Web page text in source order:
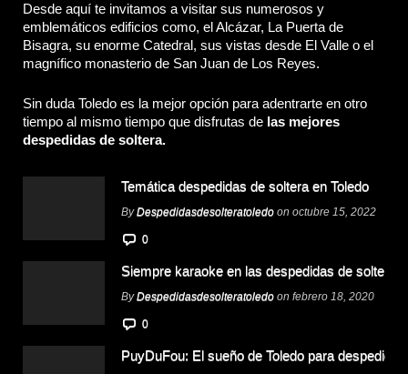
Desde aquí te invitamos a visitar sus numerosos y
emblemáticos edificios como, el Alcázar, La Puerta de
Bisagra, su enorme Catedral, sus vistas desde El Valle o el
magnífico monasterio de San Juan de Los Reyes.
Sin duda Toledo es la mejor opción para adentrarte en otro
tiempo al mismo tiempo que disfrutas de las mejores
despedidas de soltera.
Temática despedidas de soltera en Toledo
ByDespedidasdesolteratoledo on octubre 15, 2022
0
Siempre karaoke en las despedidas de soltera
ByDespedidasdesolteratoledo on febrero 18, 2020
0
PuyDuFou: El sueño de Toledo para despedidas